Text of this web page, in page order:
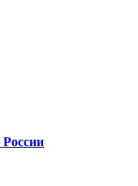
России